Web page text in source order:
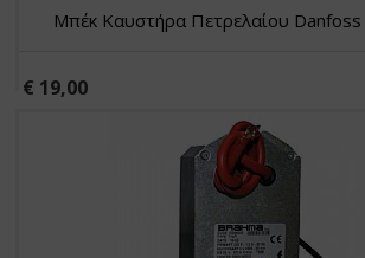
Μπέκ Καυστήρα Πετρελαίου
€ 19,00